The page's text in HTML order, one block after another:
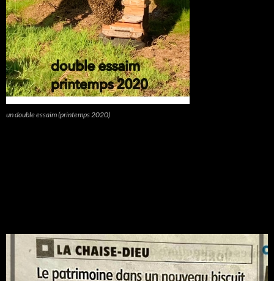
un double essaim (printemps 2020)